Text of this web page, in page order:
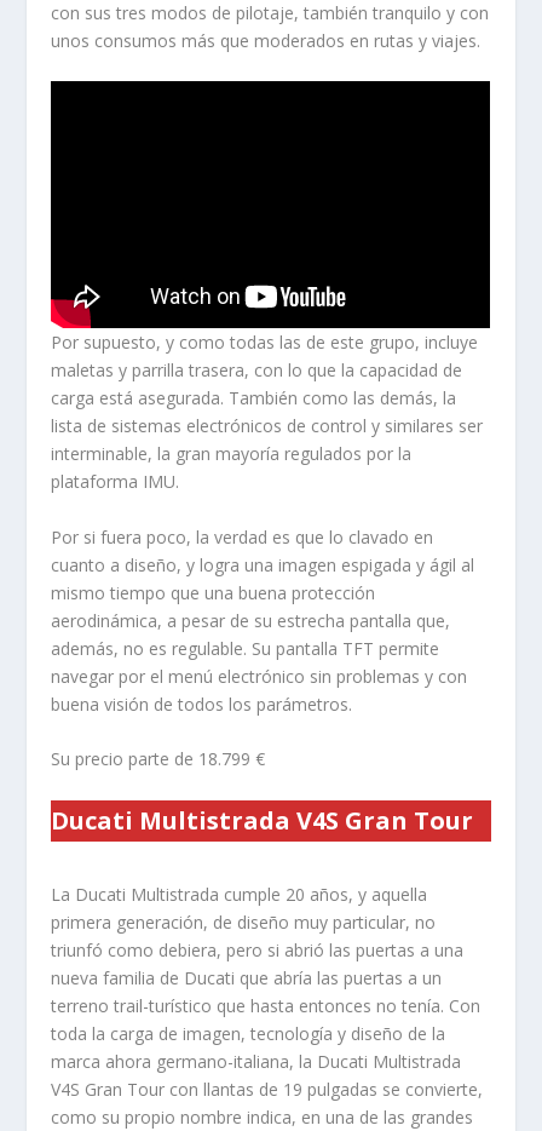
con sus tres modos de pilotaje, también tranquilo y con
unos consumos más que moderados en rutas y viajes.
Por supuesto, y como todas las de este grupo, incluye
maletas y parrilla trasera, con lo que la capacidad de
carga está asegurada. También como las demás, la
lista de sistemas electrónicos de control y similares ser
interminable, la gran mayoría regulados por la
plataforma IMU.
Por si fuera poco, la verdad es que lo clavado en
cuanto a diseño, y logra una imagen espigada y ágil al
mismo tiempo que una buena protección
aerodinámica, a pesar de su estrecha pantalla que,
además, no es regulable. Su pantalla TFT permite
navegar por el menú electrónico sin problemas y con
buena visión de todos los parámetros.
Su precio parte de 18.799 €
Ducati Multistrada V4S Gran Tour
La Ducati Multistrada cumple 20 años, y aquella
primera generación, de diseño muy particular, no
triunfó como debiera, pero si abrió las puertas a una
nueva familia de Ducati que abría las puertas a un
terreno trail-turístico que hasta entonces no tenía. Con
toda la carga de imagen, tecnología y diseño de la
marca ahora germano-italiana, la Ducati Multistrada
V4S Gran Tour con llantas de 19 pulgadas se convierte,
como su propio nombre indica, en una de las grandes